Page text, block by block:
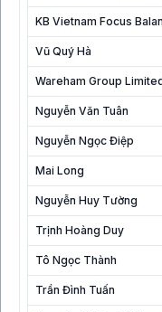
KB Vietnam Focus
Vũ Quý Hà
Wareham Group
Nguyễn Văn Tuân
Nguyễn Ngọc Điệp
Mai Long
Nguyễn Huy Tường
Trịnh Hoàng Duy
Tô Ngọc Thành
Trần Đình Tuấn